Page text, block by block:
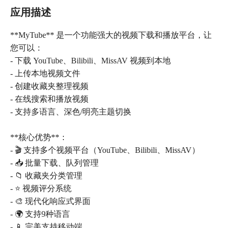
应用描述
**MyTube** 是一个功能强大的视频下载和播放平台，让
您可以：
- 下载 YouTube、Bilibili、MissAV 视频到本地
- 上传本地视频文件
- 创建收藏夹整理视频
- 在线搜索和播放视频
- 支持多语言、深色/明亮主题切换
**核心优势**：
- 🎬 支持多个视频平台（YouTube、Bilibili、MissAV）
- 📥 批量下载、队列管理
- 📁 收藏夹分类管理
- ⭐ 视频评分系统
- 🎨 现代化响应式界面
- 🌍 支持9种语言